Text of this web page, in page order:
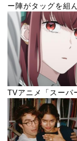
ー陣がタッグを組
TVアニメ「スーパ